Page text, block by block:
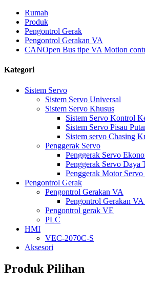
Rumah
Produk
Pengontrol Gerak
Pengontrol Gerakan VA
CANOpen Bus tipe VA Motion
Kategori
Sistem Servo
Sistem Servo Universal
Sistem Servo Khusus
Sistem Servo Kontrol
Sistem Servo Pisau
Sistem servo Chasing
Penggerak Servo
Penggerak Servo
Penggerak Servo Daya
Penggerak Motor Servo
Pengontrol Gerak
Pengontrol Gerakan VA
Pengontrol Gerakan
Pengontrol gerak VE
PLC
HMI
VEC-2070C-S
Aksesori
Produk Pilihan